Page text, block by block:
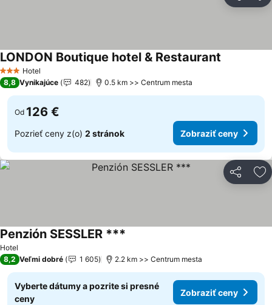
3 Počet hviezdičiek
Hotel
LONDON Boutique hotel & Restaurant
8,8 Vynikajúce 482 0.5 km >> Centrum mesta
Od 126 €
Pozrieť ceny z(o) 2 stránok Zobraziť ceny
Zdieľať
Hotel
Penzión SESSLER ***
8,2 Veľmi dobré 1 605 2.2 km >> Centrum mesta
Vyberte dátumy a pozrite si presné
ceny
Zobraziť ceny